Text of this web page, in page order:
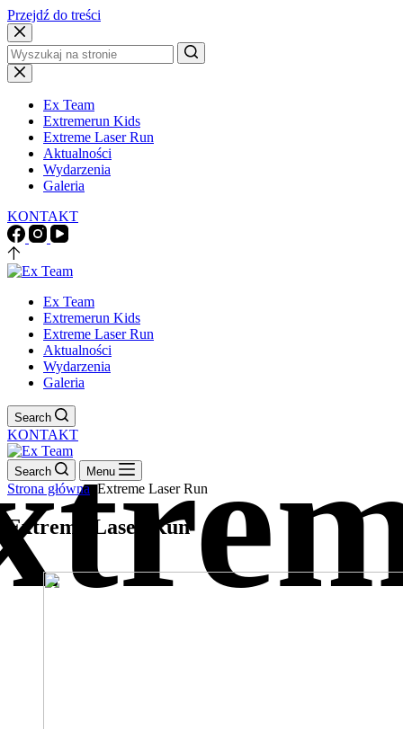
Przejdź do treści
Brak
wyników
Ex Team
Extremerun Kids
Extreme Laser Run
Aktualności
Wydarzenia
Galeria
KONTAKT
Ex Team
Extremerun Kids
Extreme Laser Run
Aktualności
Wydarzenia
Galeria
Search
KONTAKT
Search Menu
Strona główna Extreme Laser Run
Extreme Laser Run